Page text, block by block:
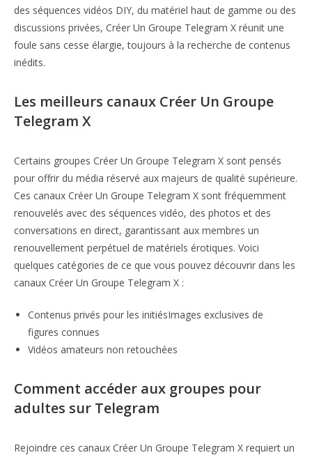
des séquences vidéos DIY, du matériel haut de gamme ou des
discussions privées, Créer Un Groupe Telegram X réunit une
foule sans cesse élargie, toujours à la recherche de contenus
inédits.
Les meilleurs canaux Créer Un Groupe
Telegram X
Certains groupes Créer Un Groupe Telegram X sont pensés
pour offrir du média réservé aux majeurs de qualité supérieure.
Ces canaux Créer Un Groupe Telegram X sont fréquemment
renouvelés avec des séquences vidéo, des photos et des
conversations en direct, garantissant aux membres un
renouvellement perpétuel de matériels érotiques. Voici
quelques catégories de ce que vous pouvez découvrir dans les
canaux Créer Un Groupe Telegram X :
Contenus privés pour les initiésImages exclusives de
figures connues
Vidéos amateurs non retouchées
Comment accéder aux groupes pour
adultes sur Telegram
Rejoindre ces canaux Créer Un Groupe Telegram X requiert un